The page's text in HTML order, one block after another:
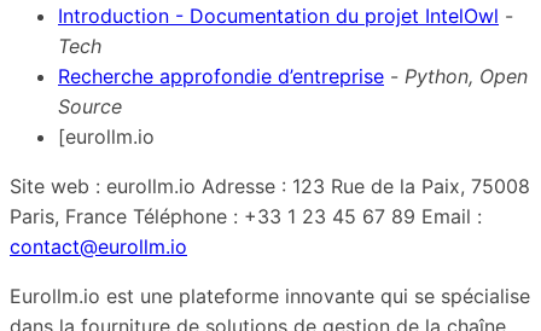
Introduction - Documentation du projet IntelOwl -
Tech
Recherche approfondie d’entreprise - Python, Open
Source
[eurollm.io
Site web : eurollm.io Adresse : 123 Rue de la Paix, 75008
Paris, France Téléphone : +33 1 23 45 67 89 Email :
contact@eurollm.io
Eurollm.io est une plateforme innovante qui se spécialise
dans la fourniture de solutions de gestion de la chaîne